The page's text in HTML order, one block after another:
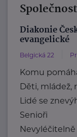
Diakonie
evangelické
Belgická 22
Komu
Děti, mládež,
Lidé se
Senioři